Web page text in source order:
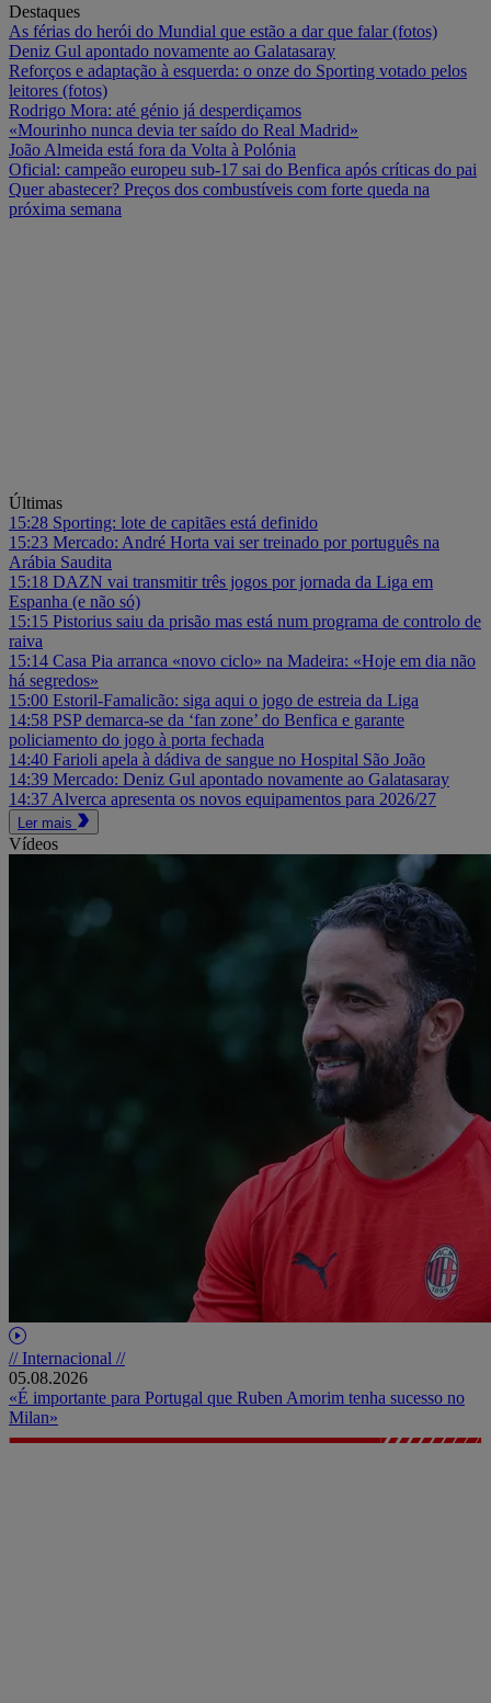
Destaques
As férias do herói do Mundial que estão a dar que falar (fotos)
Deniz Gul apontado novamente ao Galatasaray
Reforços e adaptação à esquerda: o onze do Sporting votado pelos
leitores (fotos)
Rodrigo Mora: até génio já desperdiçamos
«Mourinho nunca devia ter saído do Real Madrid»
João Almeida está fora da Volta à Polónia
Oficial: campeão europeu sub-17 sai do Benfica após críticas do pai
Quer abastecer? Preços dos combustíveis com forte queda na
próxima semana
Últimas
15:28 Sporting: lote de capitães está definido
15:23 Mercado: André Horta vai ser treinado por português na
Arábia Saudita
15:18 DAZN vai transmitir três jogos por jornada da Liga em
Espanha (e não só)
15:15 Pistorius saiu da prisão mas está num programa de controlo de
raiva
15:14 Casa Pia arranca «novo ciclo» na Madeira: «Hoje em dia não
há segredos»
15:00 Estoril-Famalicão: siga aqui o jogo de estreia da Liga
14:58 PSP demarca-se da ‘fan zone’ do Benfica e garante
policiamento do jogo à porta fechada
14:40 Farioli apela à dádiva de sangue no Hospital São João
14:39 Mercado: Deniz Gul apontado novamente ao Galatasaray
14:37 Alverca apresenta os novos equipamentos para 2026/27
Ler mais
Vídeos
// Internacional //
05.08.2026
«É importante para Portugal que Ruben Amorim tenha sucesso no
Milan»